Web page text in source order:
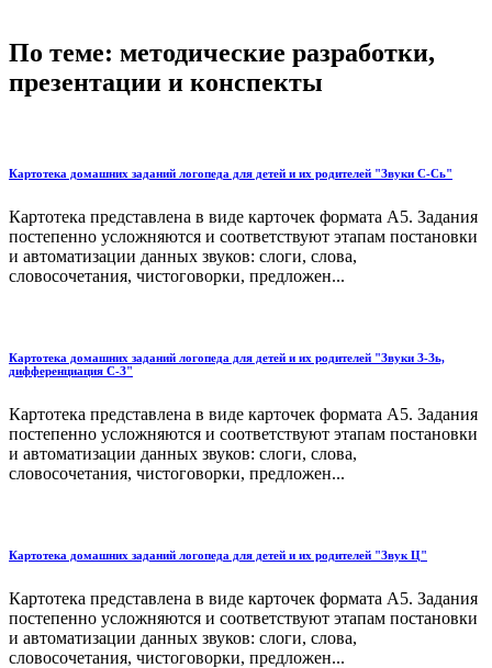
По теме: методические разработки,
презентации и конспекты
Картотека домашних заданий логопеда для детей и их родителей "Звуки С-Сь"
Картотека представлена в виде карточек формата А5. Задания
постепенно усложняются и соответствуют этапам постановки
и автоматизации данных звуков: слоги, слова,
словосочетания, чистоговорки, предложен...
Картотека домашних заданий логопеда для детей и их родителей "Звуки З-Зь,
дифференциация С-З"
Картотека представлена в виде карточек формата А5. Задания
постепенно усложняются и соответствуют этапам постановки
и автоматизации данных звуков: слоги, слова,
словосочетания, чистоговорки, предложен...
Картотека домашних заданий логопеда для детей и их родителей "Звук Ц"
Картотека представлена в виде карточек формата А5. Задания
постепенно усложняются и соответствуют этапам постановки
и автоматизации данных звуков: слоги, слова,
словосочетания, чистоговорки, предложен...